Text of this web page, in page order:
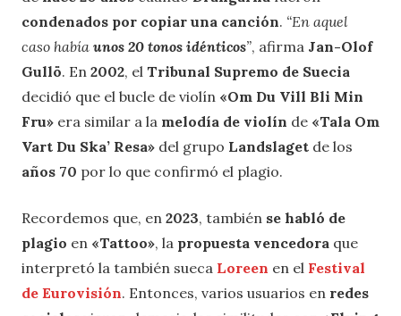
condenados por copiar una canción. “En aquel
caso había unos 20 tonos idénticos”, afirma Jan-Olof
Gullö. En 2002, el Tribunal Supremo de Suecia
decidió que el bucle de violín «Om Du Vill Bli Min
Fru» era similar a la melodía de violín de «Tala Om
Vart Du Ska’ Resa» del grupo Landslaget de los
años 70 por lo que confirmó el plagio.
Recordemos que, en 2023, también se habló de
plagio en «Tattoo», la propuesta vencedora que
interpretó la también sueca Loreen en el Festival
de Eurovisión. Entonces, varios usuarios en redes